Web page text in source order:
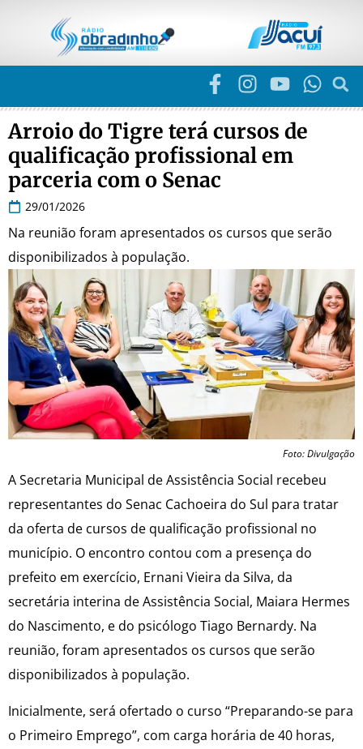
Arroio do Tigre terá cursos de
qualificação profissional em
parceria com o Senac
29/01/2026
Na reunião foram apresentados os cursos que serão
disponibilizados à população.
Foto: Divulgação
A Secretaria Municipal de Assistência Social recebeu
representantes do Senac Cachoeira do Sul para tratar
da oferta de cursos de qualificação profissional no
município. O encontro contou com a presença do
prefeito em exercício, Ernani Vieira da Silva, da
secretária interina de Assistência Social, Maiara Hermes
do Nascimento, e do psicólogo Tiago Bernardy. Na
reunião, foram apresentados os cursos que serão
disponibilizados à população.
Inicialmente, será ofertado o curso “Preparando-se para
o Primeiro Emprego”, com carga horária de 40 horas,